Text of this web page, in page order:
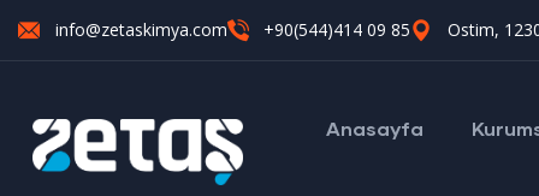
info@zetaskimya.com +90(544)414 09 85 Ostim,
Anasayfa